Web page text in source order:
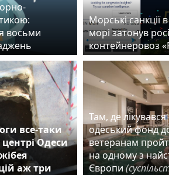
восьми
Морські санкції
морі затонув
контейнеровоз
все-таки
Одеси
аж три
Там, де
одеський фонд
ветеранам
на одному з
Європи